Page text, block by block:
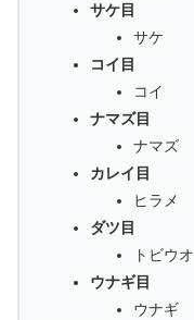
サケ目
サケ
コイ目
コイ
ナマズ目
ナマズ
カレイ目
ヒラメ
ダツ目
トビウオ
ウナギ目
ウナギ